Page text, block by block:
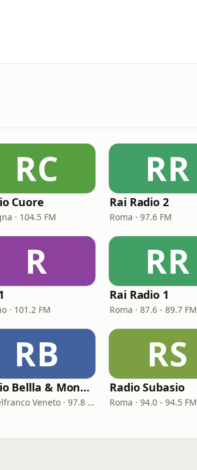
RC
Cuore
· 104.5 FM
RR
Rai Radio 2
Roma · 97.6 FM
R
· 101.2 FM
RR
Rai Radio 1
Roma · 87.6 - 89.7 FM
RB
Radio Bellla & Monella
Castelfranco Veneto · 97.8 FM
RS
Radio Subasio
Roma · 94.0 - 94.5 FM